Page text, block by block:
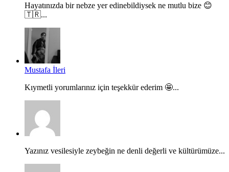
Hayatınızda bir nebze yer edinebildiysek ne mutlu bize 😊
🇹🇷...
Mustafa İleri
Kıymetli yorumlarınız için teşekkür ederim 🤩...
Yazınız vesilesiyle zeybeğin ne denli değerli ve kültürümüze...